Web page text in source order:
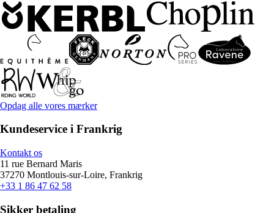
Opdag alle vores mærker
Kundeservice i Frankrig
Kontakt os
11 rue Bernard Maris
37270 Montlouis-sur-Loire, Frankrig
+33 1 86 47 62 58
Sikker betaling